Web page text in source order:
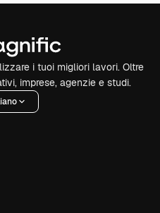
i tuoi migliori lavori. Oltre
imprese, agenzie e studi.